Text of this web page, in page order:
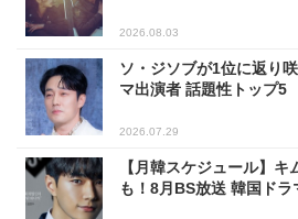
2026.08.03
ソ・ジソブが1位に返り
マ出演者 話題性トップ5
2026.07.29
【月韓スケジュール】
も！8月BS放送 韓国ドラ